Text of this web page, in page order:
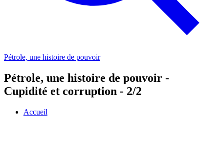
Pétrole, une histoire de pouvoir
Pétrole, une histoire de pouvoir -
Cupidité et corruption - 2/2
Accueil